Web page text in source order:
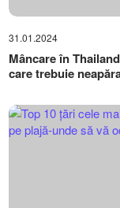
31.01.2024
Mâncare în
care trebuie